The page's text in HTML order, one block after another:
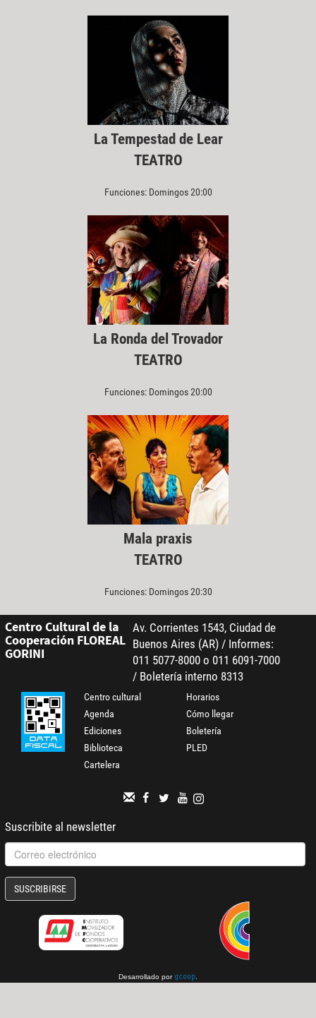
La Tempestad de Lear
TEATRO
Funciones: Domingos 20:00
La Ronda del Trovador
TEATRO
Funciones: Domingos 20:00
Mala praxis
TEATRO
Funciones: Domingos 20:30
Centro Cultural de la
Cooperación FLOREAL
GORINI
Av. Corrientes 1543, Ciudad de
Buenos Aires (AR) / Informes:
011 5077-8000 o 011 6091-7000
/ Boletería interno 8313
Centro cultural
Agenda
Ediciones
Biblioteca
Cartelera
Horarios
Cómo llegar
Boletería
PLED
Suscribite al newsletter
SUSCRIBIRSE
Desarrollado por gcoop.